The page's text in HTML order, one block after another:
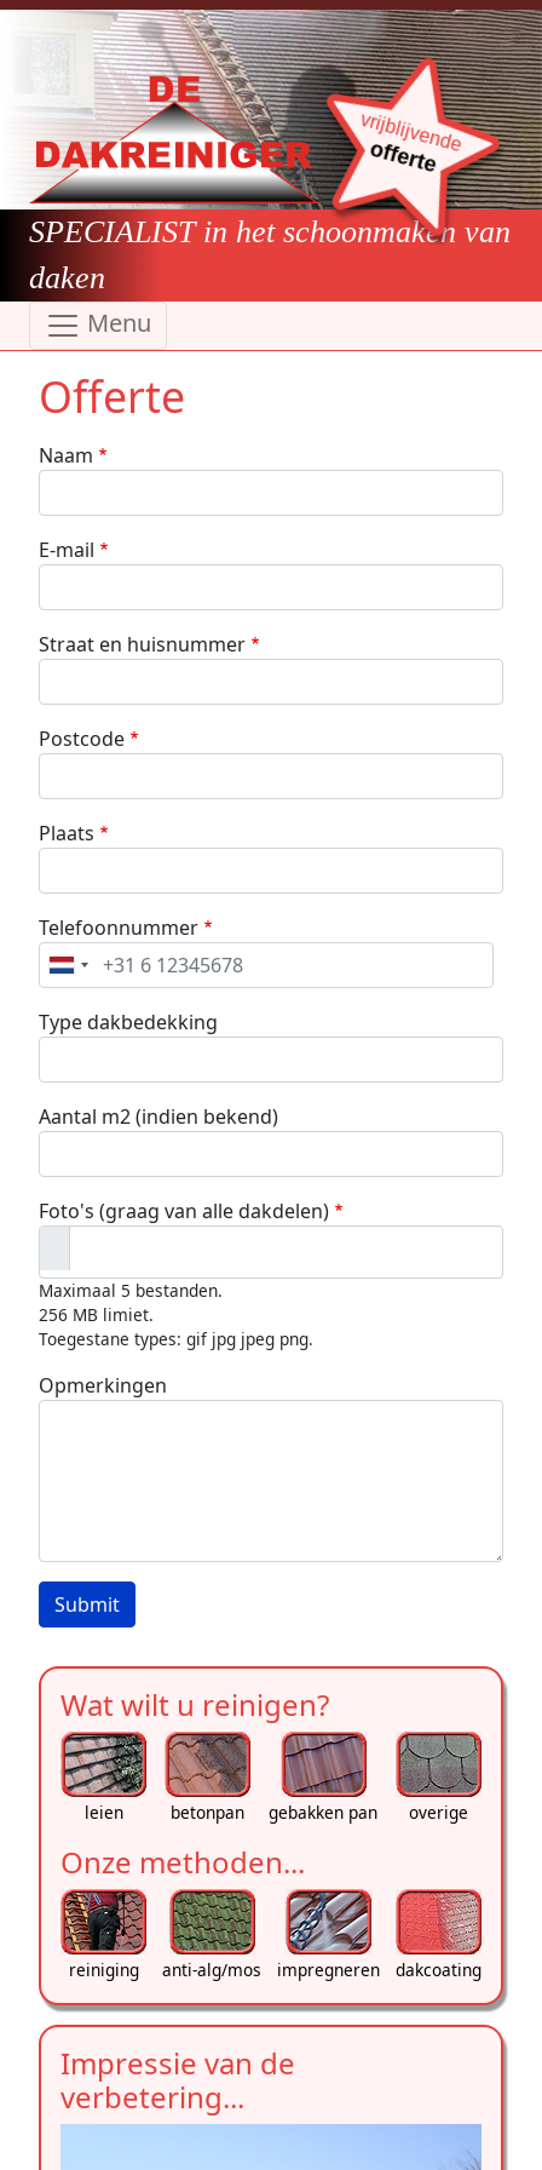
Overslaan en naar de inhoud gaan
vrijblijvende
offerte
SPECIALIST in het schoonmaken van
daken
Menu
Offerte
Naam
E-mail
Straat en huisnummer
Postcode
Plaats
Telefoonnummer
Type dakbedekking
Aantal m2 (indien bekend)
Foto's (graag van alle dakdelen)
Maximaal 5 bestanden.
256 MB limiet.
Toegestane types: gif jpg jpeg png.
Opmerkingen
Wat wilt u reinigen?
leien betonpan gebakken pan overige
Onze methoden...
reiniging anti-alg/mos impregneren dakcoating
Impressie van de
verbetering...